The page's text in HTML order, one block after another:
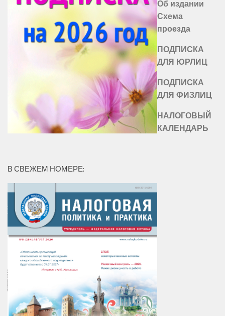
Об издании
Схема
проезда
ПОДПИСКА
ДЛЯ ЮРЛИЦ
ПОДПИСКА
ДЛЯ ФИЗЛИЦ
НАЛОГОВЫЙ
КАЛЕНДАРЬ
В СВЕЖЕМ НОМЕРЕ: